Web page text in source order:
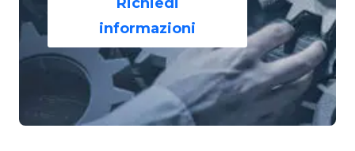
informazioni